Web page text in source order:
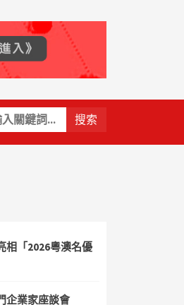
相「2026粵澳名優
企業家座談會